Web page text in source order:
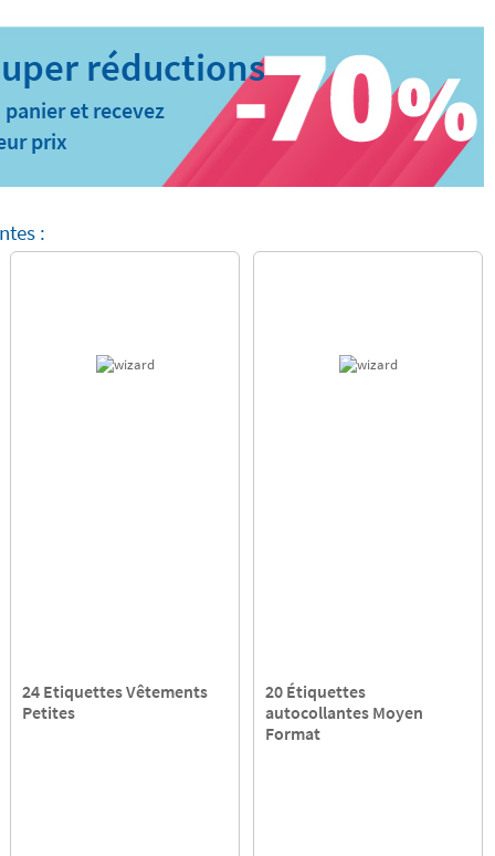
et recevez
prix
:
24 Etiquettes Vêtements
Petites
20 Étiquettes
autocollantes Moyen
Format